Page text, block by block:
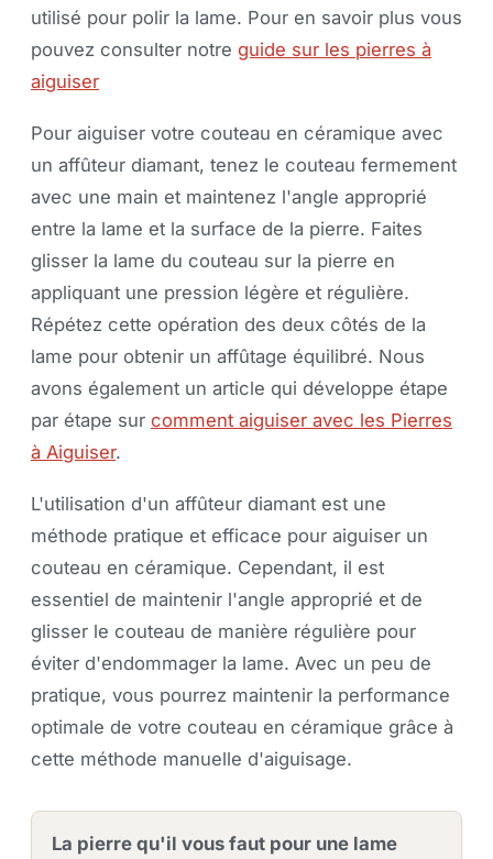
utilisé pour polir la lame. Pour en savoir plus vous
pouvez consulter notre guide sur les pierres à
aiguiser
Pour aiguiser votre couteau en céramique avec
un affûteur diamant, tenez le couteau fermement
avec une main et maintenez l'angle approprié
entre la lame et la surface de la pierre. Faites
glisser la lame du couteau sur la pierre en
appliquant une pression légère et régulière.
Répétez cette opération des deux côtés de la
lame pour obtenir un affûtage équilibré. Nous
avons également un article qui développe étape
par étape sur comment aiguiser avec les Pierres
à Aiguiser.
L'utilisation d'un affûteur diamant est une
méthode pratique et efficace pour aiguiser un
couteau en céramique. Cependant, il est
essentiel de maintenir l'angle approprié et de
glisser le couteau de manière régulière pour
éviter d'endommager la lame. Avec un peu de
pratique, vous pourrez maintenir la performance
optimale de votre couteau en céramique grâce à
cette méthode manuelle d'aiguisage.
La pierre qu'il vous faut pour une lame